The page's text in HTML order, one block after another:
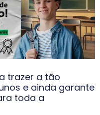
trazer a tão
e ainda garante
toda a